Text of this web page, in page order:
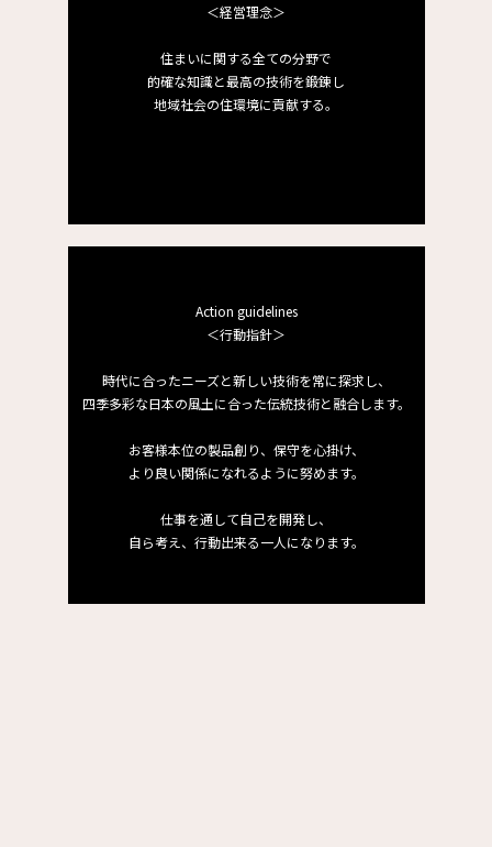
＜経営理念＞
住まいに関する全ての分野で
的確な知識と最高の技術を鍛錬し
地域社会の住環境に貢献する。
Action guidelines
＜行動指針＞
時代に合ったニーズと新しい技術を常に探求し、
四季多彩な日本の風土に合った伝統技術と融合します。
お客様本位の製品創り、保守を心掛け、
より良い関係になれるように努めます。
仕事を通して自己を開発し、
自ら考え、行動出来る一人になります。